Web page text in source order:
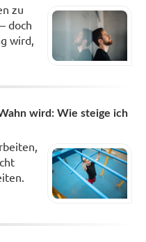
zu
doch
wird,
wird: Wie steige ich